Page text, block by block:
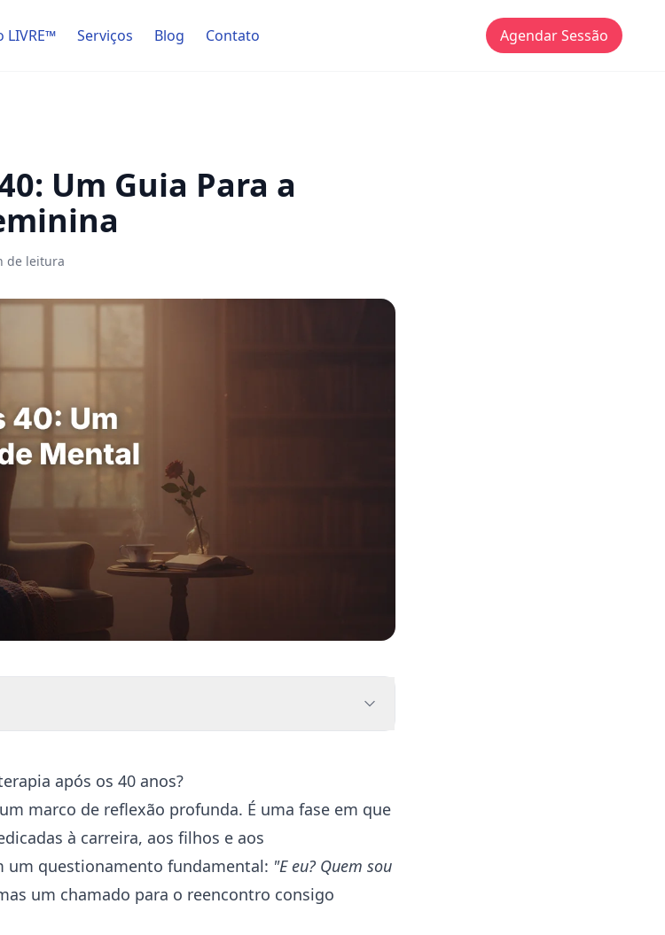
LIVRE™ Serviços Blog Contato Agendar Sessão
Um Guia Para a
de leitura
após os 40 anos?
marco de reflexão profunda. É uma fase em que
à carreira, aos filhos e aos
um questionamento fundamental: "E eu? Quem sou
um chamado para o reencontro consigo